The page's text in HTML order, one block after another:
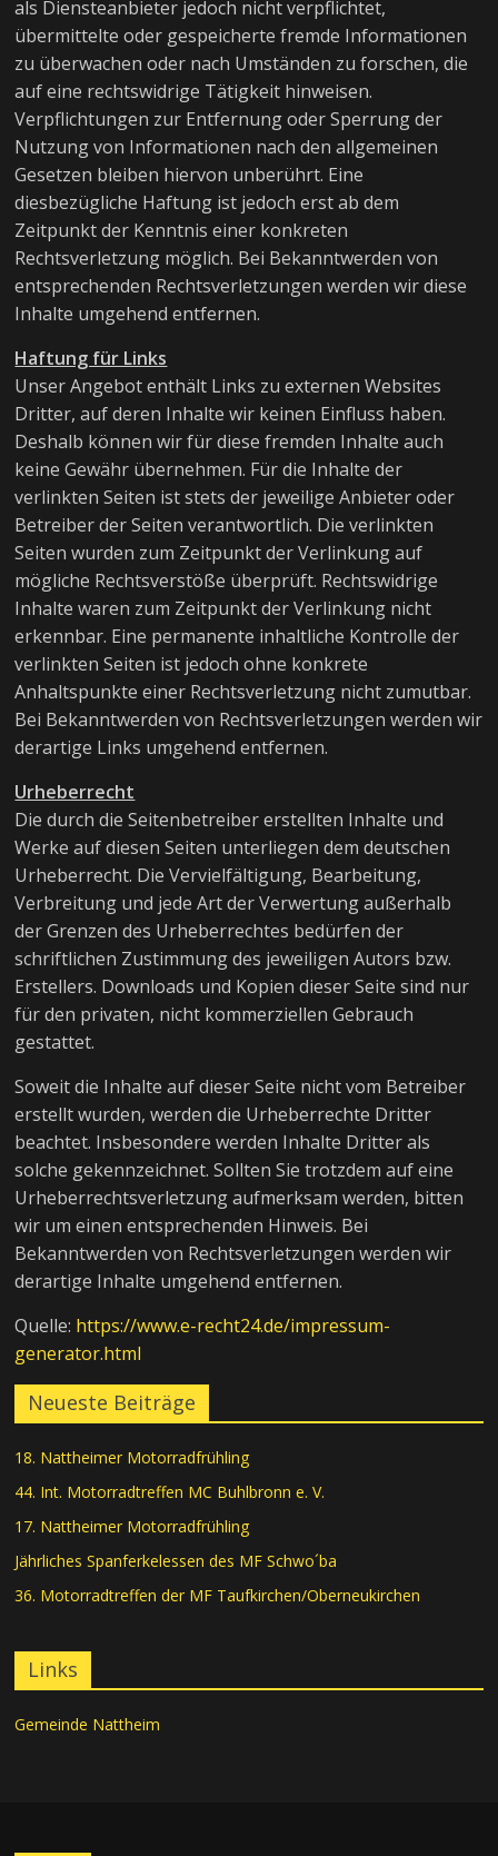
als Diensteanbieter jedoch nicht verpflichtet,
übermittelte oder gespeicherte fremde Informationen
zu überwachen oder nach Umständen zu forschen, die
auf eine rechtswidrige Tätigkeit hinweisen.
Verpflichtungen zur Entfernung oder Sperrung der
Nutzung von Informationen nach den allgemeinen
Gesetzen bleiben hiervon unberührt. Eine
diesbezügliche Haftung ist jedoch erst ab dem
Zeitpunkt der Kenntnis einer konkreten
Rechtsverletzung möglich. Bei Bekanntwerden von
entsprechenden Rechtsverletzungen werden wir diese
Inhalte umgehend entfernen.
Haftung für Links
Unser Angebot enthält Links zu externen Websites
Dritter, auf deren Inhalte wir keinen Einfluss haben.
Deshalb können wir für diese fremden Inhalte auch
keine Gewähr übernehmen. Für die Inhalte der
verlinkten Seiten ist stets der jeweilige Anbieter oder
Betreiber der Seiten verantwortlich. Die verlinkten
Seiten wurden zum Zeitpunkt der Verlinkung auf
mögliche Rechtsverstöße überprüft. Rechtswidrige
Inhalte waren zum Zeitpunkt der Verlinkung nicht
erkennbar. Eine permanente inhaltliche Kontrolle der
verlinkten Seiten ist jedoch ohne konkrete
Anhaltspunkte einer Rechtsverletzung nicht zumutbar.
Bei Bekanntwerden von Rechtsverletzungen werden wir
derartige Links umgehend entfernen.
Urheberrecht
Die durch die Seitenbetreiber erstellten Inhalte und
Werke auf diesen Seiten unterliegen dem deutschen
Urheberrecht. Die Vervielfältigung, Bearbeitung,
Verbreitung und jede Art der Verwertung außerhalb
der Grenzen des Urheberrechtes bedürfen der
schriftlichen Zustimmung des jeweiligen Autors bzw.
Erstellers. Downloads und Kopien dieser Seite sind nur
für den privaten, nicht kommerziellen Gebrauch
gestattet.
Soweit die Inhalte auf dieser Seite nicht vom Betreiber
erstellt wurden, werden die Urheberrechte Dritter
beachtet. Insbesondere werden Inhalte Dritter als
solche gekennzeichnet. Sollten Sie trotzdem auf eine
Urheberrechtsverletzung aufmerksam werden, bitten
wir um einen entsprechenden Hinweis. Bei
Bekanntwerden von Rechtsverletzungen werden wir
derartige Inhalte umgehend entfernen.
Quelle: https://www.e-recht24.de/impressum-
generator.html
Neueste Beiträge
18. Nattheimer Motorradfrühling
44. Int. Motorradtreffen MC Buhlbronn e. V.
17. Nattheimer Motorradfrühling
Jährliches Spanferkelessen des MF Schwo´ba
36. Motorradtreffen der MF Taufkirchen/Oberneukirchen
Links
Gemeinde Nattheim